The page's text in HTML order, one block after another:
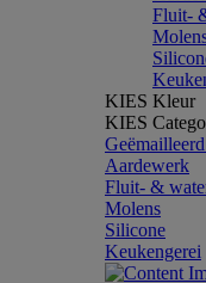
Fluit-
KIES Kleur
KIES
Aardewerk
Fluit- &
Molens
Silicone
Keukengerei